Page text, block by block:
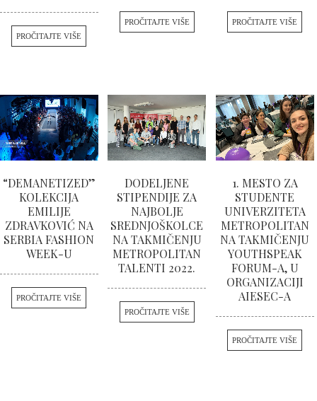
PROČITAJTE VIŠE
PROČITAJTE VIŠE PROČITAJTE VIŠE
“DEMANETIZED”
KOLEKCIJA
EMILIJE
ZDRAVKOVIĆ NA
SERBIA FASHION
WEEK-U
PROČITAJTE VIŠE
DODELJENE
STIPENDIJE ZA
NAJBOLJE
SREDNJOŠKOLCE
NA TAKMIČENJU
METROPOLITAN
TALENTI 2022.
PROČITAJTE VIŠE
1. MESTO ZA
STUDENTE
UNIVERZITETA
METROPOLITAN
NA TAKMIČENJU
YOUTHSPEAK
FORUM-A, U
ORGANIZACIJI
AIESEC-A
PROČITAJTE VIŠE